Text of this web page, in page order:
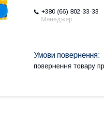
+380 (66) 802-33-33
Менеджер
повернення товару